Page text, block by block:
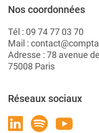
Nos coordonnées
Tél : 09 74 77 03 70
Mail :
Adresse : 78 avenue
75008 Paris
Réseaux sociaux